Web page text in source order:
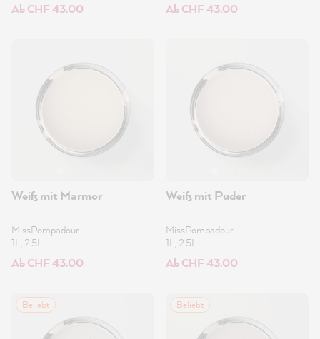
Ab CHF 43.00 Ab CHF 43.00
Weiß mit Marmor
MissPompadour
1L, 2.5L
Ab CHF 43.00
Weiß mit Puder
MissPompadour
1L, 2.5L
Ab CHF 43.00
Beliebt Beliebt